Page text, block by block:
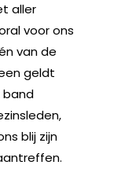
aller
voor ons
van de
geldt
band
blij zijn